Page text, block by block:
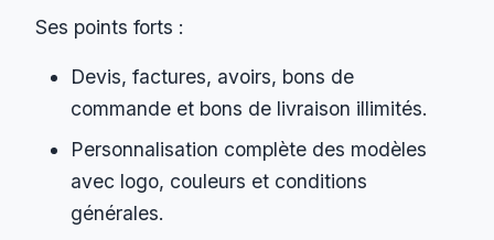
Ses points forts :
Devis, factures, avoirs, bons de
commande et bons de livraison illimités.
Personnalisation complète des modèles
avec logo, couleurs et conditions
générales.